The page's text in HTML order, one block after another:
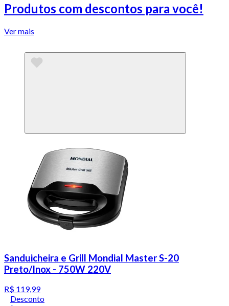
Produtos com descontos para você!
Ver mais
Sanduicheira e Grill Mondial Master S-20
Preto/Inox - 750W 220V
R$ 119,99
Desconto